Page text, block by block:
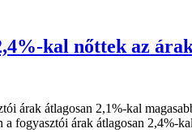
kal nőttek az
árak átlagosan 2,1%-kal
a fogyasztói árak átlagosan 2,4%-